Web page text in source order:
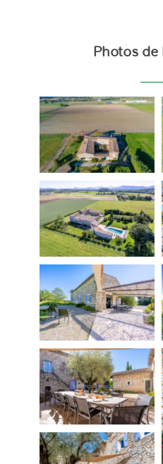
Photos de